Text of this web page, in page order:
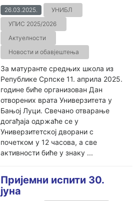
26.03.2025.
УНИБЛ
УПИС 2025/2026
Актуелности
Новости и обавјештења
За матуранте средњих школа из
Републике Српске 11. априла 2025.
године биће организован Дан
отворених врата Универзитета у
Бањој Луци. Свечано отварање
догађаја одржаће се у
Универзитетској дворани с
почетком у 12 часова, а све
активности биће у знаку ...
Пријемни испити 30.
јуна